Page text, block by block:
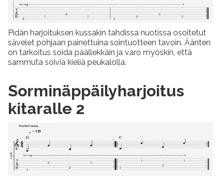
Pidän harjoituksen kussakin tahdissa nuotissa osoitetut
sävelet pohjaan painettuina sointuotteen tavoin. Äänten
on tarkoitus soida päällekkäin ja varo myöskin, että
sammuta soivia kieliä peukalolla.
Sorminäppäilyharjoitus
kitaralle 2